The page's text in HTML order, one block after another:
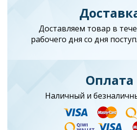
Доставляем товар в
рабочего дня со дня
Оплата
Наличный и